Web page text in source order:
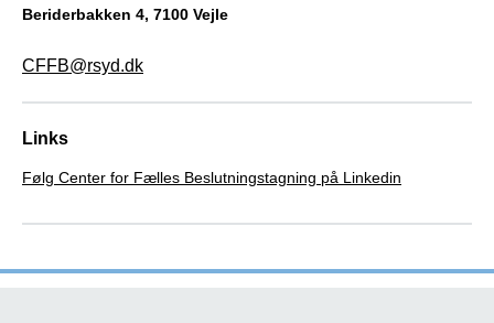
Links
Følg Center for Fælles Beslutningstagning på Linkedin
Beriderbakken 4, 7100 Vejle
CFFB@rsyd.dk